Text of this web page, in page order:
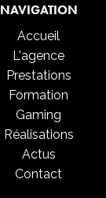
NAVIGATION
Accueil
L'agence
Prestations
Formation
Gaming
Réalisations
Actus
Contact